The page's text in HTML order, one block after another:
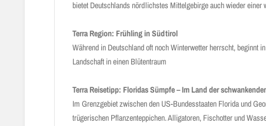
bietet Deutschlands nördlichstes Mittelgebirge auch wieder
Terra Region: Frühling in Südtirol
Während in Deutschland oft noch Winterwetter herrscht, beginnt
Landschaft in einen Blütentraum
Terra Reisetipp: Floridas Sümpfe – Im Land der
Im Grenzgebiet zwischen den US-Bundesstaaten Florida und
trügerischen Pflanzenteppichen. Alligatoren, Fischotter und